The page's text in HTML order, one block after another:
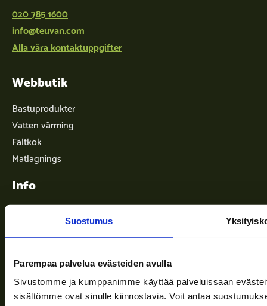
Suostumus
Parempaa palvelua evästeiden avulla
Sivustomme ja kumppanimme käyttää palveluissaan
sisältömme ovat sinulle kiinnostavia. Voit antaa
020 785 1600
info@teuvan.com
Alla våra kontaktuppgifter
Webbutik
Bastuprodukter
Vatten värming
Fältkök
Matlagnings
Info
Leveransvillkor
Företaget
Information och stöd